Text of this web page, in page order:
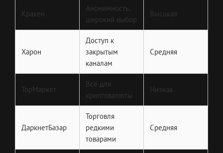
Кракен
Анонимность,
широкий выбор
Высокая
Харон
Доступ к
закрытым
каналам
Средняя
ТорМаркет
Всё для
криптовалюты
Низкая
ДаркнетБазар
Торговля
редкими
товарами
Средняя